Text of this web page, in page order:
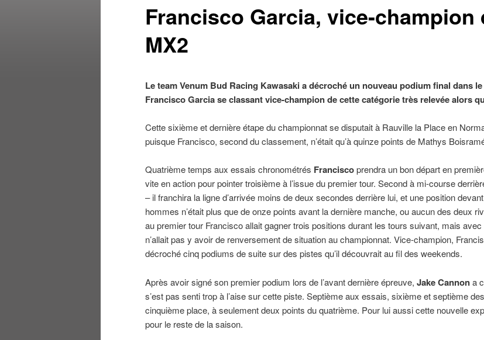
Francisco Garcia, vice-champion
MX2
Le team Venum Bud Racing Kawasaki a décroché un nouveau podium final dans
Francisco Garcia se classant vice-champion de cette catégorie très relevée alors
Cette sixième et dernière étape du championnat se disputait à Rauville la Place en
puisque Francisco, second du classement, n’était qu’à quinze points de Mathys
Quatrième temps aux essais chronométrés Franciscoprendra un bon départ en
vite en action pour pointer troisième à l’issue du premier tour. Second à mi-course
– il franchira la ligne d’arrivée moins de deux secondes derrière lui, et une position
hommes n’était plus que de onze points avant la dernière manche, ou aucun des deux
au premier tour Francisco allait gagner trois positions durant les tours suivant, mais
n’allait pas y avoir de renversement de situation au championnat. Vice-champion,
décroché cinq podiums de suite sur des pistes qu’il découvrait au fil des weekends.
Après avoir signé son premier podium lors de l’avant dernière épreuve, Jake Cannona
s’est pas senti trop à l’aise sur cette piste. Septième aux essais, sixième et septième
cinquième place, à seulement deux points du quatrième. Pour lui aussi cette nouvelle
pour le reste de la saison.